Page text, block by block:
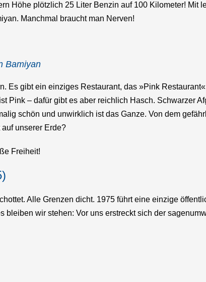
Höhe plötzlich 25 Liter Benzin auf 100 Kilometer! Mit
Manchmal braucht man Nerven!
Bamiyan
Es gibt ein einziges Restaurant, das »Pink
Pink – dafür gibt es aber reichlich Hasch. Schwarzer
schön und unwirklich ist das Ganze. Von dem
unserer Erde?
Freiheit!
Alle Grenzen dicht. 1975 führt eine einzige
bleiben wir stehen: Vor uns erstreckt sich der